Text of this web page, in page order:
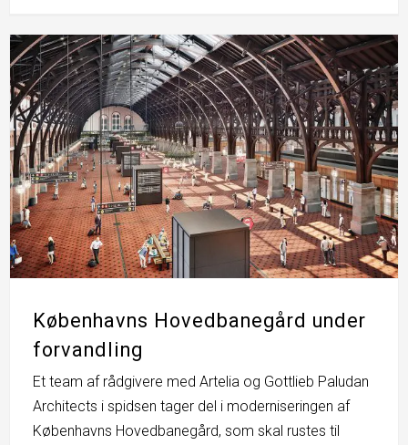
Københavns Hovedbanegård under
forvandling
Et team af rådgivere med Artelia og Gottlieb Paludan
Architects i spidsen tager del i moderniseringen af
Københavns Hovedbanegård, som skal rustes til